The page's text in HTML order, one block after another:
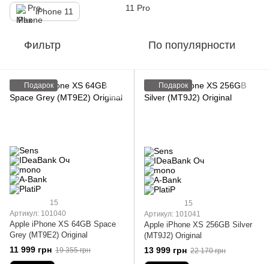
iPhone 11
Фильтр По популярности
Подарок
15
Артикул: 101040
Apple iPhone XS 64GB Space
Grey (MT9E2) Original
11 999 грн 19 355 грн
Подарок
15
Артикул: 101041
Apple iPhone XS 256GB Silver
(MT9J2) Original
13 999 грн 22 170 грн